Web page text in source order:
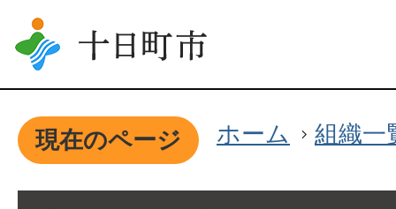
現在のページ ホーム 組織一